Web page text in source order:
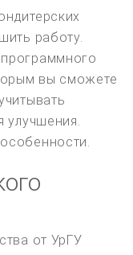
работу.
вы сможете
улучшения.
от УрГУ